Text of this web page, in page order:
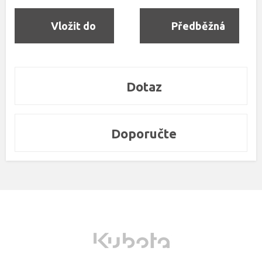
Vložit do Předběžná
Dotaz
Doporučte